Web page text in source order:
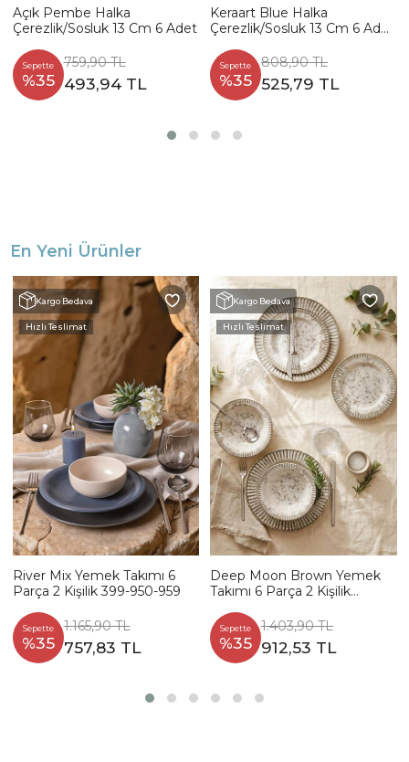
Açık Pembe Halka
Çerezlik/Sosluk 13 Cm 6 Adet
Sepette
%35
759,90 TL
493,94 TL
Keraart Blue Halka
Çerezlik/Sosluk 13 Cm 6 Adet
Sepette
%35
808,90 TL
525,79 TL
En Yeni Ürünler
Kargo Bedava
Hızlı Teslimat
River Mix Yemek Takımı 6
Parça 2 Kişilik 399-950-959
Sepette
%35
1.165,90 TL
757,83 TL
Kargo Bedava
Hızlı Teslimat
Deep Moon Brown Yemek
Takımı 6 Parça 2 Kişilik
Sepette
%35
1.403,90 TL
912,53 TL